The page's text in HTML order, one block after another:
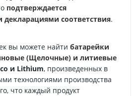
подтверждается
соответствия.
вы можете найти батарейки
(Щелочные) и литиевые
и Lithium, произведенных в
технологиями производства
что каждый продукт